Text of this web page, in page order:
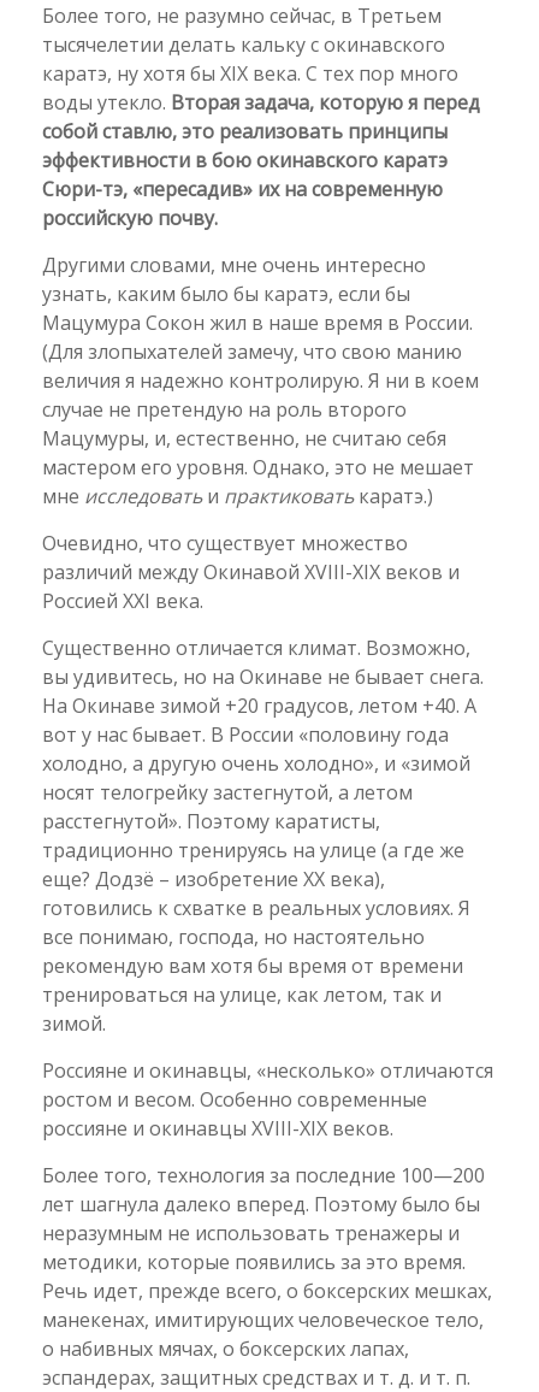
Более того, не разумно сейчас, в Третьем
тысячелетии делать кальку с окинавского
каратэ, ну хотя бы ХIХ века. С тех пор много
воды утекло. Вторая задача, которую я перед
собой ставлю, это реализовать принципы
эффективности в бою окинавского каратэ
Сюри-тэ, «пересадив» их на современную
российскую почву.
Другими словами, мне очень интересно
узнать, каким было бы каратэ, если бы
Мацумура Сокон жил в наше время в России.
(Для злопыхателей замечу, что свою манию
величия я надежно контролирую. Я ни в коем
случае не претендую на роль второго
Мацумуры, и, естественно, не считаю себя
мастером его уровня. Однако, это не мешает
мне исследоватьи практиковатькаратэ.)
Очевидно, что существует множество
различий между Окинавой ХVIII-ХIХ веков и
Россией XXI века.
Существенно отличается климат. Возможно,
вы удивитесь, но на Окинаве не бывает снега.
На Окинаве зимой +20 градусов, летом +40. А
вот у нас бывает. В России «половину года
холодно, а другую очень холодно», и «зимой
носят телогрейку застегнутой, а летом
расстегнутой». Поэтому каратисты,
традиционно тренируясь на улице (а где же
еще? Додзё – изобретение ХХ века),
готовились к схватке в реальных условиях. Я
все понимаю, господа, но настоятельно
рекомендую вам хотя бы время от времени
тренироваться на улице, как летом, так и
зимой.
Россияне и окинавцы, «несколько» отличаются
ростом и весом. Особенно современные
россияне и окинавцы ХVIII-ХIХ веков.
Более того, технология за последние 100—200
лет шагнула далеко вперед. Поэтому было бы
неразумным не использовать тренажеры и
методики, которые появились за это время.
Речь идет, прежде всего, о боксерских мешках,
манекенах, имитирующих человеческое тело,
о набивных мячах, о боксерских лапах,
эспандерах, защитных средствах и т. д. и т. п.